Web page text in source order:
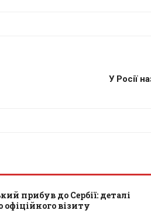
У Росії
прибув до Сербії: деталі
офіційного візиту